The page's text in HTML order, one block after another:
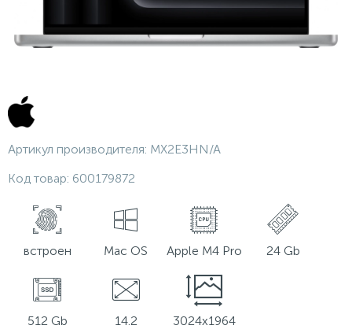
Артикул производителя: MX2E3HN/A
Код товар: 600179872
встроен Mac OS Apple M4 Pro 24 Gb
512 Gb 14.2
3024x1964